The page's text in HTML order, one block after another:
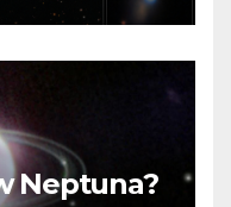
Neptuna?